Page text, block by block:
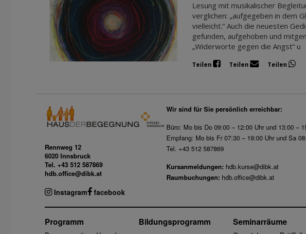
Lesung mit musikalischer
verglichen: „aufgegeben in dem
vielleicht.“ Auch die neuesten
gefunden, aufgehoben und
„Widerworte gegen die Angst“ u
Teilen Teilen Teilen
Rennweg 12
6020 Innsbruck
Tel. +43 512 587869
hdb.office@dibk.at
Instagram facebook
Wir sind für Sie persönlich erreichbar:
Büro: Mo bis Do 09:00 – 12:00 Uhr und 13:00 –
Empfang: Mo bis Fr 07:30 – 19:00 Uhr und Sa
Tel. +43 512 587869
Kursanmeldungen: hdb.kurse@dibk.at
Raumbuchungen: hdb.office@dibk.at
Programm Bildungsprogramm Seminarräume